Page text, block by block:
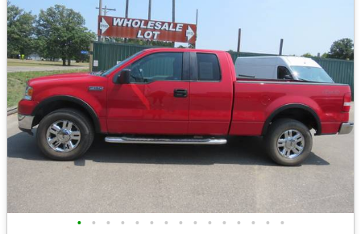
• • • • • • • • • • • • • • •